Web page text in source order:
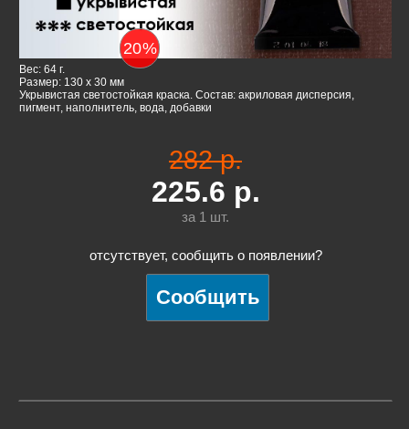
20%
Вес: 64 г.
Размер: 130 x 30 мм
Укрывистая светостойкая краска. Состав: акриловая дисперсия,
пигмент, наполнитель, вода, добавки
282 р.
225.6 р.
за 1 шт.
отсутствует, сообщить о появлении?